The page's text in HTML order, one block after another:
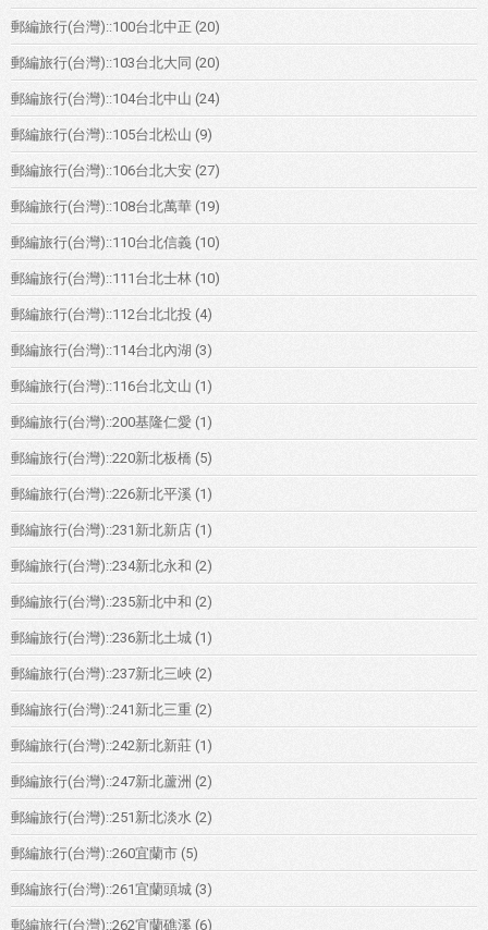
郵編旅行(台灣)::100台北中正 (20)
郵編旅行(台灣)::103台北大同 (20)
郵編旅行(台灣)::104台北中山 (24)
郵編旅行(台灣)::105台北松山 (9)
郵編旅行(台灣)::106台北大安 (27)
郵編旅行(台灣)::108台北萬華 (19)
郵編旅行(台灣)::110台北信義 (10)
郵編旅行(台灣)::111台北士林 (10)
郵編旅行(台灣)::112台北北投 (4)
郵編旅行(台灣)::114台北內湖 (3)
郵編旅行(台灣)::116台北文山 (1)
郵編旅行(台灣)::200基隆仁愛 (1)
郵編旅行(台灣)::220新北板橋 (5)
郵編旅行(台灣)::226新北平溪 (1)
郵編旅行(台灣)::231新北新店 (1)
郵編旅行(台灣)::234新北永和 (2)
郵編旅行(台灣)::235新北中和 (2)
郵編旅行(台灣)::236新北土城 (1)
郵編旅行(台灣)::237新北三峽 (2)
郵編旅行(台灣)::241新北三重 (2)
郵編旅行(台灣)::242新北新莊 (1)
郵編旅行(台灣)::247新北蘆洲 (2)
郵編旅行(台灣)::251新北淡水 (2)
郵編旅行(台灣)::260宜蘭市 (5)
郵編旅行(台灣)::261宜蘭頭城 (3)
郵編旅行(台灣)::262宜蘭礁溪 (6)